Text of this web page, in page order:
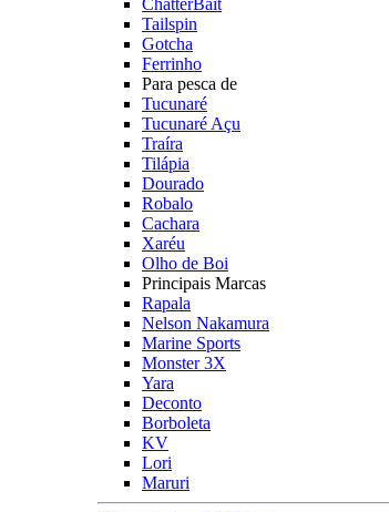
ChatterBait
Tailspin
Gotcha
Ferrinho
Para pesca de
Tucunaré
Tucunaré Açu
Traíra
Tilápia
Dourado
Robalo
Cachara
Xaréu
Olho de Boi
Principais Marcas
Rapala
Nelson Nakamura
Marine Sports
Monster 3X
Yara
Deconto
Borboleta
KV
Lori
Maruri